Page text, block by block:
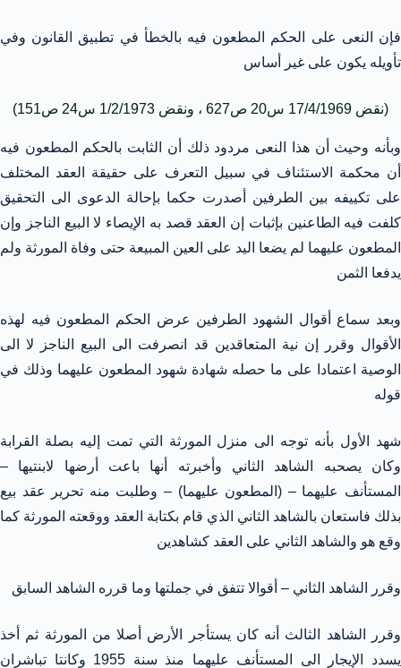
فإن النعى على الحكم المطعون فيه بالخطأ في تطبيق القانون وفي
تأويله يكون على غير أساس
(نقض 17/4/1969 س20 ص627 ، ونقض 1/2/1973 س24 ص151)
وبأنه وحيث أن هذا النعى مردود ذلك أن الثابت بالحكم المطعون فيه
أن محكمة الاستئناف في سبيل التعرف على حقيقة العقد المختلف
على تكييفه بين الطرفين أصدرت حكما بإحالة الدعوى الى التحقيق
كلفت فيه الطاعنين بإثبات إن العقد قصد به الإيصاء لا البيع الناجز وإن
المطعون عليهما لم يضعا اليد على العين المبيعة حتى وفاة المورثة ولم
يدفعا الثمن
وبعد سماع أقوال الشهود الطرفين عرض الحكم المطعون فيه لهذه
الأقوال وقرر إن نية المتعاقدين قد انصرفت الى البيع الناجز لا الى
الوصية اعتمادا على ما حصله شهادة شهود المطعون عليهما وذلك في
قوله
شهد الأول بأنه توجه الى منزل المورثة التي تمت إليه بصلة القرابة
وكان يصحبه الشاهد الثاني وأخبرته أنها باعت أرضها لابنتيها –
المستأنف عليهما – (المطعون عليهما) – وطلبت منه تحرير عقد بيع
بذلك فاستعان بالشاهد الثاني الذي قام بكتابة العقد ووقعته المورثة كما
وقع هو والشاهد الثاني على العقد كشاهدين
وقرر الشاهد الثاني – أقوالا تتفق في جملتها وما قرره الشاهد السابق
وقرر الشاهد الثالث أنه كان يستأجر الأرض أصلا من المورثة ثم أخذ
يسدد الإيجار الى المستأنف عليهما منذ سنة 1955 وكانتا تباشران